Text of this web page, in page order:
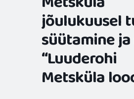
jõulukuusel
süütamine
“Luuderohi
Metsküla